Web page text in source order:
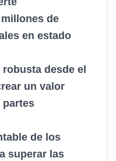
de
en estado
desde el
un valor
partes
de los
superar las